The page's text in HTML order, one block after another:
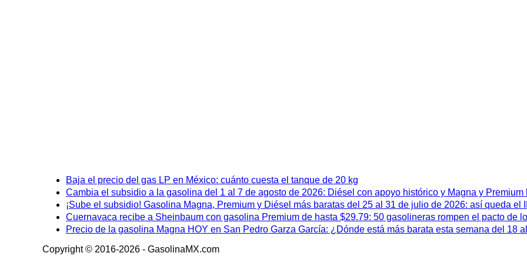
Baja el precio del gas LP en México: cuánto cuesta el tanque de 20 kg
Cambia el subsidio a la gasolina del 1 al 7 de agosto de 2026: Diésel con apoyo histórico y Magna y Premium
¡Sube el subsidio! Gasolina Magna, Premium y Diésel más baratas del 25 al 31 de julio de 2026: así queda el
Cuernavaca recibe a Sheinbaum con gasolina Premium de hasta $29.79: 50 gasolineras rompen el pacto de
Precio de la gasolina Magna HOY en San Pedro Garza García: ¿Dónde está más barata esta semana del 18
Copyright © 2016-2026 - GasolinaMX.com